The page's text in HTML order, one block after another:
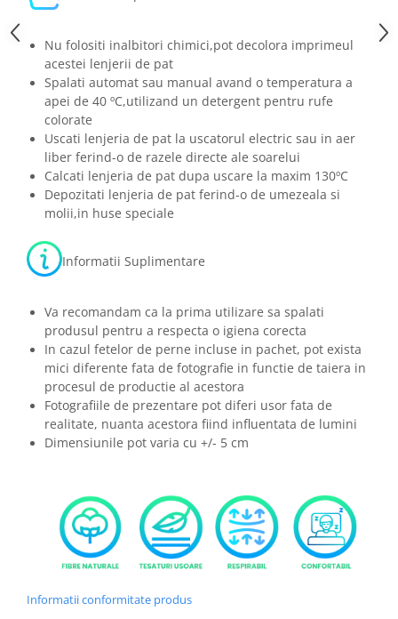
Nu folositi inalbitori chimici,pot decolora imprimeul
acestei lenjerii de pat
Spalati automat sau manual avand o temperatura a
apei de 40 ºC,utilizand un detergent pentru rufe
colorate
Uscati lenjeria de pat la uscatorul electric sau in aer
liber ferind-o de razele directe ale soarelui
Calcati lenjeria de pat dupa uscare la maxim 130ºC
Depozitati lenjeria de pat ferind-o de umezeala si
molii,in huse speciale
Informatii Suplimentare
Va recomandam ca la prima utilizare sa spalati
produsul pentru a respecta o igiena corecta
In cazul fetelor de perne incluse in pachet, pot exista
mici diferente fata de fotografie in functie de taiera in
procesul de productie al acestora
Fotografiile de prezentare pot diferi usor fata de
realitate, nuanta acestora fiind influentata de lumini
Dimensiunile pot varia cu +/- 5 cm
Informatii conformitate produs